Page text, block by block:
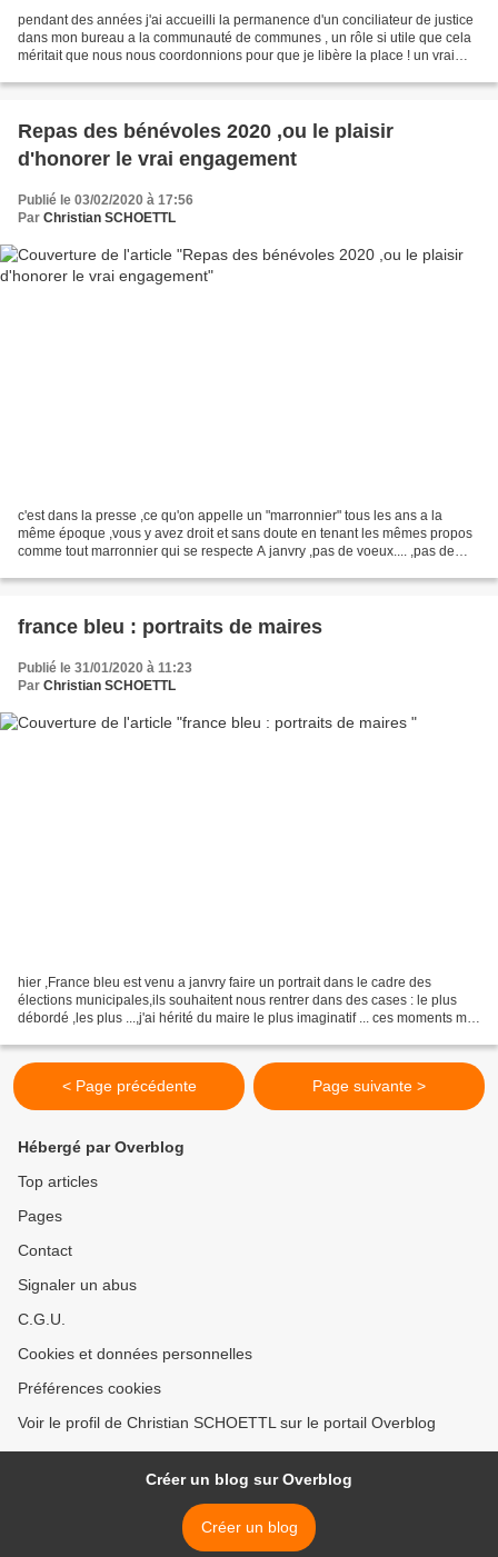
pendant des années j'ai accueilli la permanence d'un conciliateur de justice
dans mon bureau a la communauté de communes , un rôle si utile que cela
méritait que nous nous coordonnions pour que je libère la place ! un vrai
Repas des bénévoles 2020 ,ou le plaisir
d'honorer le vrai engagement
Publié le 03/02/2020 à 17:56
Par Christian SCHOETTL
c'est dans la presse ,ce qu'on appelle un "marronnier" tous les ans a la
même époque ,vous y avez droit et sans doute en tenant les mêmes propos
comme tout marronnier qui se respecte A janvry ,pas de voeux.... ,pas de
france bleu : portraits de maires
Publié le 31/01/2020 à 11:23
Par Christian SCHOETTL
hier ,France bleu est venu a janvry faire un portrait dans le cadre des
élections municipales,ils souhaitent nous rentrer dans des cases : le plus
débordé ,les plus ...,j'ai hérité du maire le plus imaginatif ... ces moments me
< Page précédente Page suivante >
Hébergé par Overblog
Top articles
Pages
Contact
Signaler un abus
C.G.U.
Cookies et données personnelles
Préférences cookies
Voir le profil de Christian SCHOETTL sur le portail Overblog
Créer un blog sur Overblog
Créer un blog